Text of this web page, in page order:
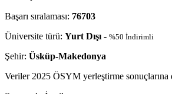
Başarı sıralaması: 76703
Üniversite türü: Yurt Dışı - %50 İndirimli
Şehir: Üsküp-Makedonya
Veriler 2025 ÖSYM yerleştirme sonuçlarına